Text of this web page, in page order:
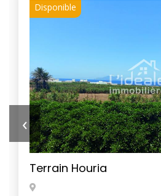
Disponible
Terrain Houria
‹